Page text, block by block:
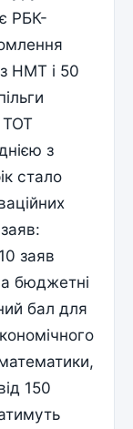
РБК-
НМТ і 50
ТОТ
з
стало
заяв
бюджетні
бал для
150